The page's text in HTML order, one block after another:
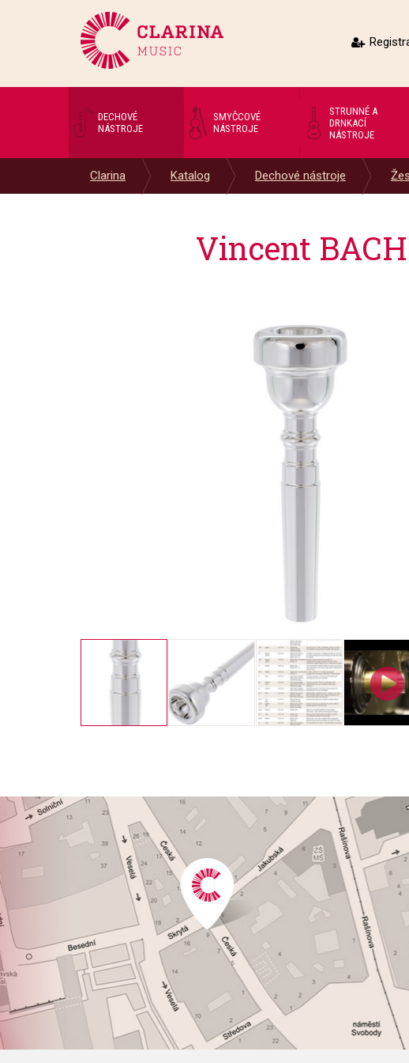
DECHOVÉ
NÁSTROJE
SMYČCOVÉ
NÁSTROJE
STRUNNÉ A
DRNKACÍ
NÁSTROJE
Clarina Katalog Dechové nástroje
Vincent